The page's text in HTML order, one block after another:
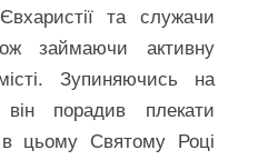
та служачи
займаючи активну
Зупиняючись на
він порадив плекати
цьому Святому Році